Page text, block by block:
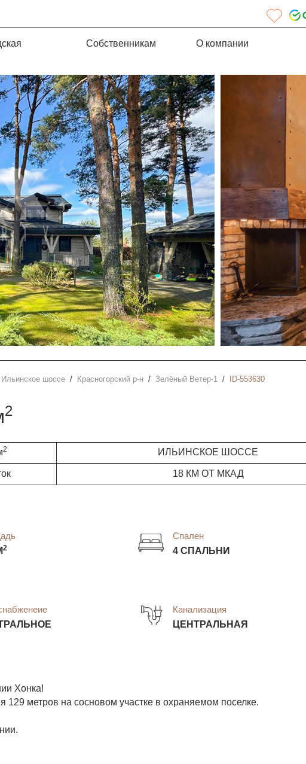
Собственникам О компании
Ильинское шоссе Красногорский р-н Зелёный Ветер-1 ID-553630
2
2
ИЛЬИНСКОЕ ШОССЕ
18 КМ ОТ МКАД
2
Спален
4 СПАЛЬНИ
Канализация
ЦЕНТРАЛЬНАЯ
Хонка!
метров на сосновом участке в охраняемом поселке.